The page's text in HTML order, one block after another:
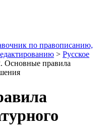
по правописанию,
> Русское
Основные правила